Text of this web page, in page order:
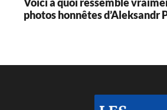
Voici à quoi ressemble
photos honnêtes d’Aleksandr